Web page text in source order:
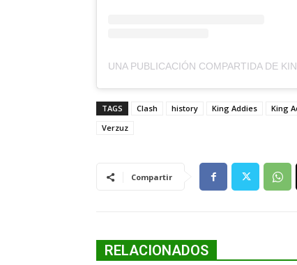
TAGS Clash history King Addies King
Verzuz
Compartir
RELACIONADOS